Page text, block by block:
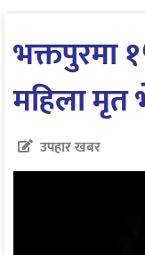
भक्तपुरमा
महिला मृत
उपहार खबर